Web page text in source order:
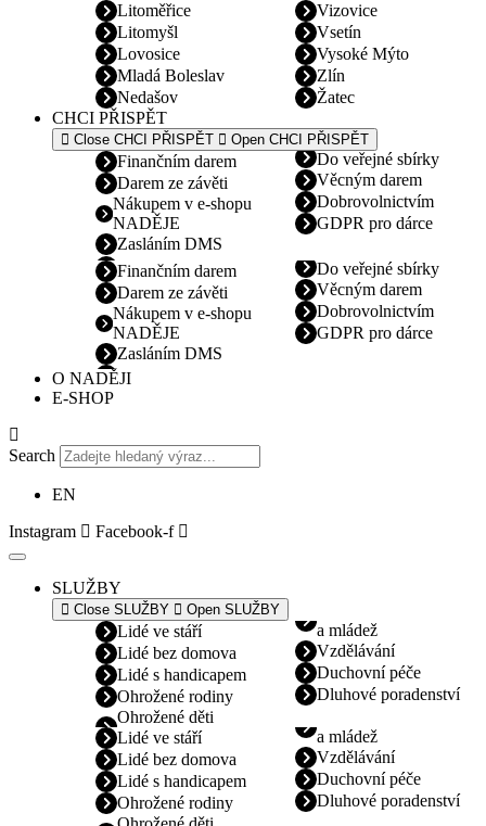
Litoměřice
Litomyšl
Lovosice
Mladá Boleslav
Nedašov
Vizovice
Vsetín
Vysoké Mýto
Zlín
Žatec
CHCI PŘISPĚT
Close CHCI PŘISPĚT Open CHCI PŘISPĚT
Finančním darem
Darem ze závěti
Nákupem v e-shopu
NADĚJE
Zasláním DMS
Do veřejné sbírky
Věcným darem
Dobrovolnictvím
GDPR pro dárce
Finančním darem
Darem ze závěti
Nákupem v e-shopu
NADĚJE
Zasláním DMS
Do veřejné sbírky
Věcným darem
Dobrovolnictvím
GDPR pro dárce
O NADĚJI
E-SHOP
Search
EN
Instagram
Facebook-f
SLUŽBY
Close SLUŽBY Open SLUŽBY
Lidé ve stáří
Lidé bez domova
Lidé s handicapem
Ohrožené rodiny
Ohrožené děti
a mládež
Vzdělávání
Duchovní péče
Dluhové poradenství
Lidé ve stáří
Lidé bez domova
Lidé s handicapem
Ohrožené rodiny
a mládež
Vzdělávání
Duchovní péče
Dluhové poradenství